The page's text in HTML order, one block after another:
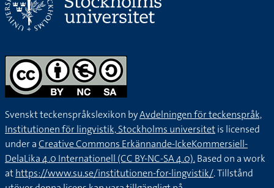
Svenskt teckenspråkslexikon byAvdelningen för teckenspråk,
Institutionen för lingvistik, Stockholms universitetis licensed
under aCreative Commons Erkännande-IckeKommersiell-
DelaLika 4.0 Internationell (CC BY-NC-SA 4.0).Based on a work
athttps://www.su.se/institutionen-for-lingvistik/. Tillstånd